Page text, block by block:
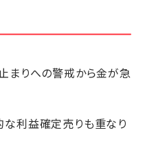
まりへの警戒から金が急
利益確定売りも重なり